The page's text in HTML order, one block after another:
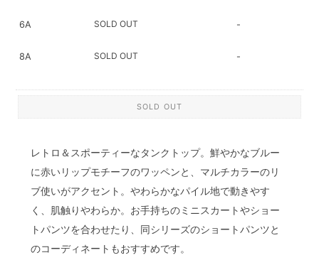
6A SOLD OUT -
8A SOLD OUT -
SOLD OUT
レトロ＆スポーティーなタンクトップ。鮮やかなブルー
に赤いリップモチーフのワッペンと、マルチカラーのリ
ブ使いがアクセント。やわらかなパイル地で動きやす
く、肌触りやわらか。お手持ちのミニスカートやショー
トパンツを合わせたり、同シリーズのショートパンツと
のコーディネートもおすすめです。